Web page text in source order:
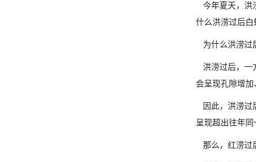
今年夏天，洪
什么洪涝过后白
为什么洪涝过
洪涝过后，一
会呈现孔隙增加
因此，洪涝过
呈现超出往年同
那么，红涝过